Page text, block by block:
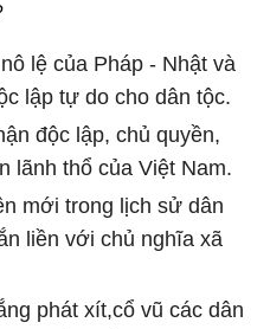
lệ của Pháp - Nhật và
lập tự do cho dân tộc.
độc lập, chủ quyền,
lãnh thổ của Việt Nam.
mới trong lịch sử dân
liền với chủ nghĩa xã
phát xít,cổ vũ các dân